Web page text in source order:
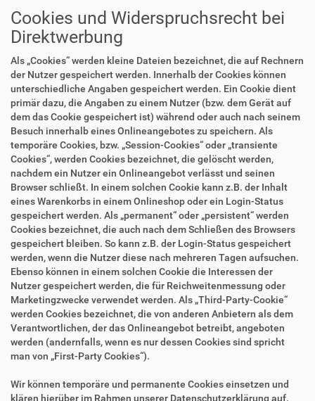
Cookies und Widerspruchsrecht bei
Direktwerbung
Als „Cookies“ werden kleine Dateien bezeichnet, die auf Rechnern
der Nutzer gespeichert werden. Innerhalb der Cookies können
unterschiedliche Angaben gespeichert werden. Ein Cookie dient
primär dazu, die Angaben zu einem Nutzer (bzw. dem Gerät auf
dem das Cookie gespeichert ist) während oder auch nach seinem
Besuch innerhalb eines Onlineangebotes zu speichern. Als
temporäre Cookies, bzw. „Session-Cookies“ oder „transiente
Cookies“, werden Cookies bezeichnet, die gelöscht werden,
nachdem ein Nutzer ein Onlineangebot verlässt und seinen
Browser schließt. In einem solchen Cookie kann z.B. der Inhalt
eines Warenkorbs in einem Onlineshop oder ein Login-Status
gespeichert werden. Als „permanent“ oder „persistent“ werden
Cookies bezeichnet, die auch nach dem Schließen des Browsers
gespeichert bleiben. So kann z.B. der Login-Status gespeichert
werden, wenn die Nutzer diese nach mehreren Tagen aufsuchen.
Ebenso können in einem solchen Cookie die Interessen der
Nutzer gespeichert werden, die für Reichweitenmessung oder
Marketingzwecke verwendet werden. Als „Third-Party-Cookie“
werden Cookies bezeichnet, die von anderen Anbietern als dem
Verantwortlichen, der das Onlineangebot betreibt, angeboten
werden (andernfalls, wenn es nur dessen Cookies sind spricht
man von „First-Party Cookies“).
Wir können temporäre und permanente Cookies einsetzen und
klären hierüber im Rahmen unserer Datenschutzerklärung auf.